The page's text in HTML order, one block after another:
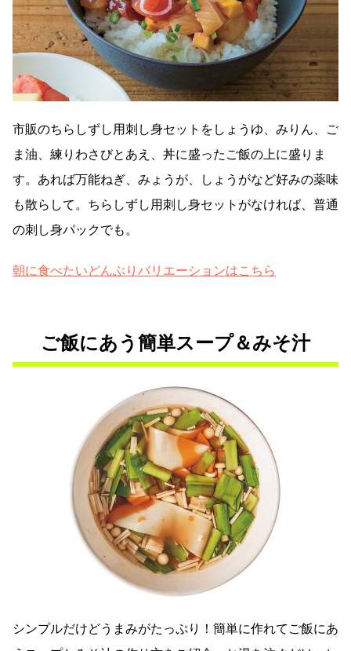
市販のちらしずし用刺し身セットをしょうゆ、みりん、ご
ま油、練りわさびとあえ、丼に盛ったご飯の上に盛りま
す。あれば万能ねぎ、みょうが、しょうがなど好みの薬味
も散らして。ちらしずし用刺し身セットがなければ、普通
の刺し身パックでも。
朝に食べたいどんぶりバリエーションはこちら
ご飯にあう簡単スープ＆みそ汁
シンプルだけどうまみがたっぷり！簡単に作れてご飯にあ